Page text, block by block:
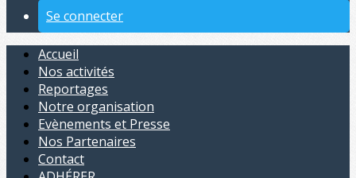
Se connecter
Accueil
Nos activités
Reportages
Notre organisation
Evènements et Presse
Nos Partenaires
Contact